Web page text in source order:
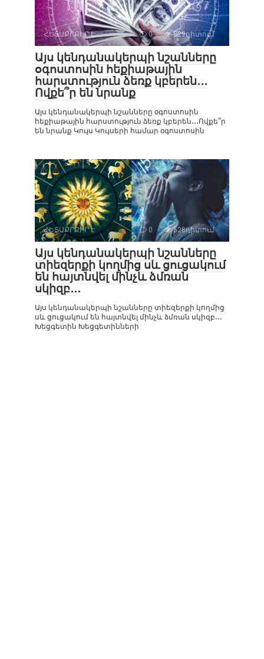
ՀԵՏԱՔՐՔԻՐ Է 0 829դիտում
Այս կենդանակերպի նշանները
օգոստոսին հեքիաթային
հարստություն ձեռք կբերեն․․․
Ովքե՞ր են նրանք
Այս կենդանակերպի նշանները օգոստոսին
հեքիաթային հարստություն ձեռք կբերեն․․․Ովքե՞ր
են նրանք Կույս Կույսերի համար օգոստոսին
ՀԵՏԱՔՐՔԻՐ Է 0 528դիտում
Այս կենդանակերպի նշանները
տիեզերքի կողմից սև ցուցակում
են հայտնվել մինչև ձմռան
սկիզբ․․․
Այս կենդանակերպի նշանները տիեզերքի կողմից
սև ցուցակում են հայտնվել մինչև ձմռան սկիզբ․․․
Խեցգետին Խեցգետինների